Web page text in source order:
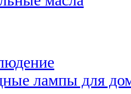
лампы для